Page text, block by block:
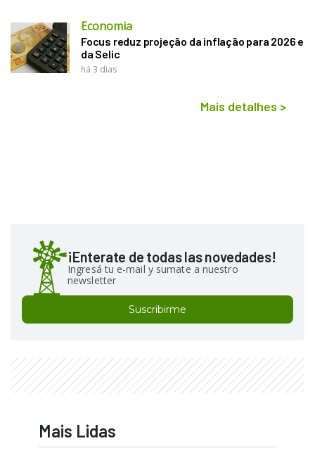
Economia
Focus reduz projeção da inflação para 2026 e
da Selic
há 3 dias
Mais detalhes >
¡Enterate de todas las novedades!
Ingresá tu e-mail y sumate a nuestro
newsletter
Suscribirme
Mais Lidas